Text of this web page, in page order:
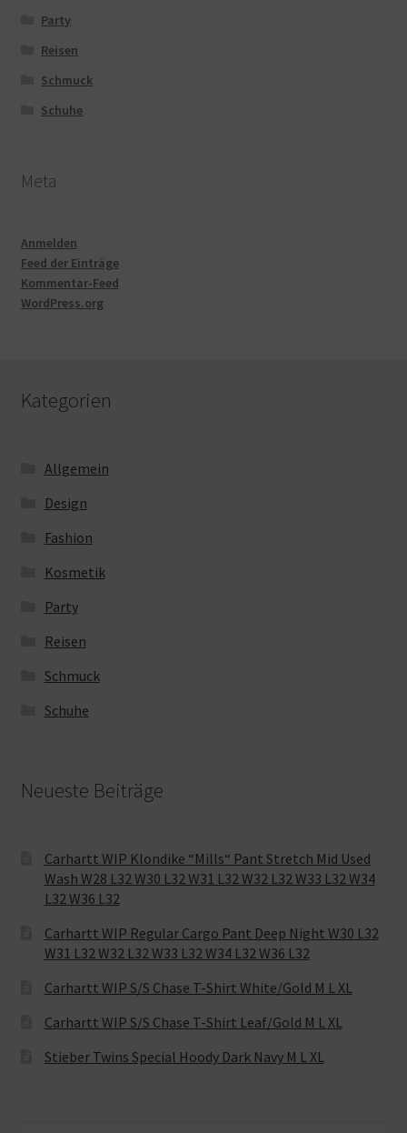
Party
Reisen
Schmuck
Schuhe
Meta
Anmelden
Feed der Einträge
Kommentar-Feed
WordPress.org
Kategorien
Allgemein
Design
Fashion
Kosmetik
Party
Reisen
Schmuck
Schuhe
Neueste Beiträge
Carhartt WIP Klondike “Mills“ Pant Stretch Mid Used
Wash W28 L32 W30 L32 W31 L32 W32 L32 W33 L32 W34
L32 W36 L32
Carhartt WIP Regular Cargo Pant Deep Night W30 L32
W31 L32 W32 L32 W33 L32 W34 L32 W36 L32
Carhartt WIP S/S Chase T-Shirt White/Gold M L XL
Carhartt WIP S/S Chase T-Shirt Leaf/Gold M L XL
Stieber Twins Special Hoody Dark Navy M L XL